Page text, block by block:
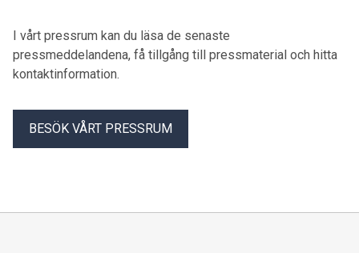
lyssnar och bär över tid, säger biskop Teresia Boström.
I vårt pressrum kan du läsa de senaste
pressmeddelandena, få tillgång till pressmaterial och hitta
kontaktinformation.
BESÖK VÅRT PRESSRUM